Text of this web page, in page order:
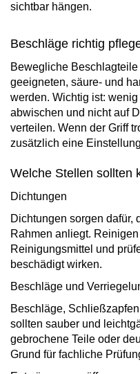
sichtbar hängen.
Beschläge richtig
Bewegliche
geeigneten, säure- und
werden. Wichtig ist:
abwischen und nicht auf
verteilen. Wenn der Griff
zusätzlich eine
Welche Stellen sollten
Dichtungen
Dichtungen sorgen dafür,
Rahmen anliegt.
Reinigungsmittel und
beschädigt wirken.
Beschläge und
Beschläge,
sollten sauber und
gebrochene Teile oder
Grund für fachliche